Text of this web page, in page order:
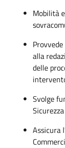
Mobilità
alla
delle
Svolge
Assicura